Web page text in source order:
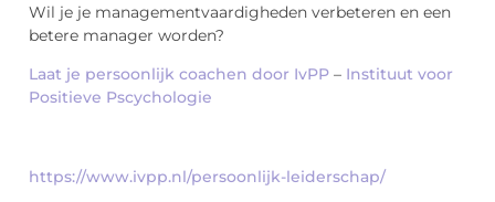
Wil je je managementvaardigheden verbeteren en een
betere manager worden?
Laat je persoonlijk coachen door IvPP – Instituut voor
Positieve Pscychologie
https://www.ivpp.nl/persoonlijk-leiderschap/